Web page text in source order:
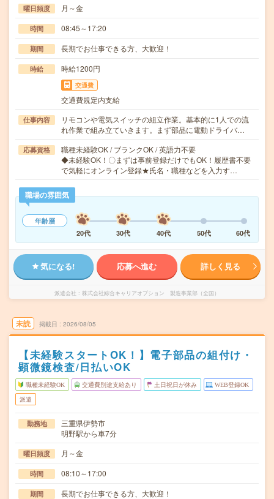
曜日頻度 月～金
時間 08:45～17:20
期間 長期でお仕事できる方、大歓迎！
時給 時給1200円
交通費
交通費規定内支給
仕事内容
リモコンや電気スイッチの組立作業。基本的に1人での流
れ作業で組み立ていきます。まず部品に電動ドライバ…
応募資格
職種未経験OK / ブランクOK / 英語力不要
◆未経験OK！〇まずは事前登録だけでもOK！履歴書不要
で気軽にオンライン登録★氏名・職種などを入力す…
職場の雰囲気
年齢層
20代
30代 40代 50代 60代
気になる! 応募へ進む 詳しく見る
派遣会社 株式会社綜合キャリアオプション 製造事業部（全国）
未読 掲載日 2026/08/05
【未経験スタートOK！】電子部品の組付け・
顕微鏡検査/日払いOK
職種未経験OK 交通費別途支給あり 土日祝日が休み WEB登録OK
派遣
勤務地
三重県伊勢市
明野駅から車7分
曜日頻度 月～金
時間 08:10～17:00
期間 長期でお仕事できる方、大歓迎！